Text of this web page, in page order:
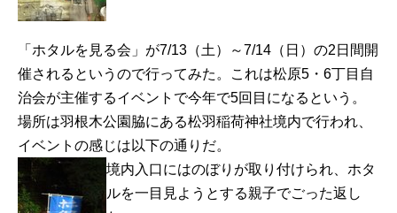
「ホタルを見る会」が7/13（土）～7/14（日）の2日間開
催されるというので行ってみた。これは松原5・6丁目自
治会が主催するイベントで今年で5回目になるという。
場所は羽根木公園脇にある松羽稲荷神社境内で行われ、
イベントの感じは以下の通りだ。
境内入口にはのぼりが取り付けられ、ホタ
ルを一目見ようとする親子でごった返し